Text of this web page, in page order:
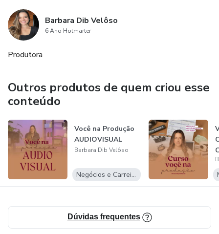
Barbara Dib Velôso
6 Ano Hotmarter
Produtora
Outros produtos de quem criou esse
conteúdo
Você na Produção
AUDIOVISUAL
Barbara Dib Velôso
Negócios e Carreira
Dúvidas frequentes